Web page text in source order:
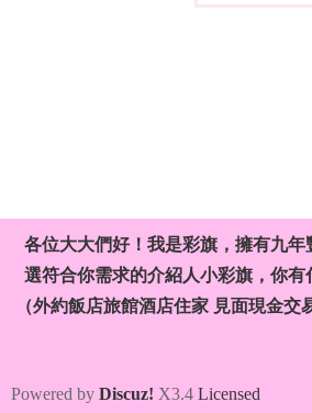
各位大大們好！我是彩旗，擁有九
選符合你需求的介紹人小彩旗，你
（外約飯店旅館酒店住家 見面現金
Powered by Discuz! X3.4 Licensed